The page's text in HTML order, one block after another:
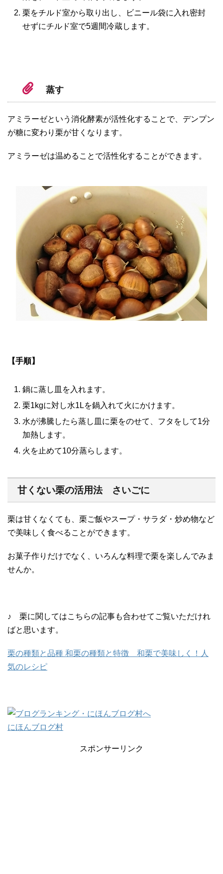
栗をチルド室から取り出し、ビニール袋に入れ密封
せずにチルド室で5週間冷蔵します。
蒸す
アミラーゼという消化酵素が活性化することで、デンプン
が糖に変わり栗が甘くなります。
アミラーゼは温めることで活性化することができます。
【手順】
鍋に蒸し皿を入れます。
栗1kgに対し水1Lを鍋入れて火にかけます。
水が沸騰したら蒸し皿に栗をのせて、フタをして1分
加熱します。
火を止めて10分蒸らします。
甘くない栗の活用法 さいごに
栗は甘くなくても、栗ご飯やスープ・サラダ・炒め物など
で美味しく食べることができます。
お菓子作りだけでなく、いろんな料理で栗を楽しんでみま
せんか。
♪ 栗に関してはこちらの記事も合わせてご覧いただけれ
ばと思います。
栗の種類と品種 和栗の種類と特徴 和栗で美味しく！人
気のレシピ
にほんブログ村
スポンサーリンク